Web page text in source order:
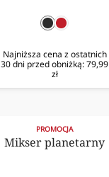
czarnyczerwony
Najniższa cena z ostatnich
30 dni przed obniżką:79,99
zł
PROMOCJA
Mikser planetarny